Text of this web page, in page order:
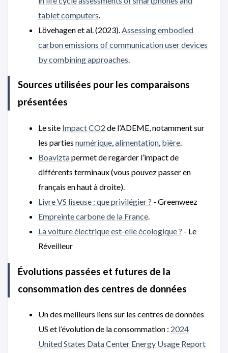
tablet computers
Lövehagen et al. (2023). Assessing embodied
carbon emissions of communication user devices
by combining approaches
Sources utilisées pour les comparaisons
présentées
Le site Impact CO2 de l’ADEME, notamment sur
les parties numérique,alimentation, bière.
Boaviztapermet de regarder l’impact de
différents terminaux (vous pouvez passer en
français en haut à droite).
Livre VS liseuse : que privilégier ? - Greenweez
Empreinte carbone de la France.
La voiture électrique est-elle écologique ? - Le
Réveilleur
Évolutions passées et futures de la
consommation des centres de données
Un des meilleurs liens sur les centres de données
US et l’évolution de la consommation : 2024
United States Data Center Energy Usage Report